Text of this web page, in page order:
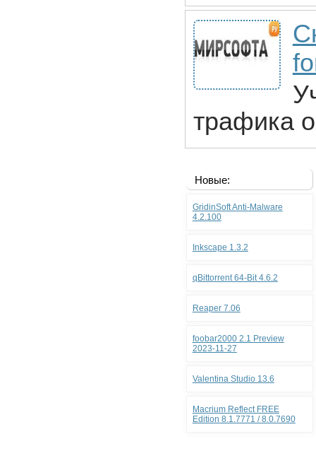
трафика
Новые:
GridinSoft Anti-Malware
4.2.100
Inkscape 1.3.2
qBittorrent 64-Bit 4.6.2
Reaper 7.06
foobar2000 2.1 Preview
2023-11-27
Valentina Studio 13.6
Macrium Reflect FREE
Edition 8.1.7771 / 8.0.7690